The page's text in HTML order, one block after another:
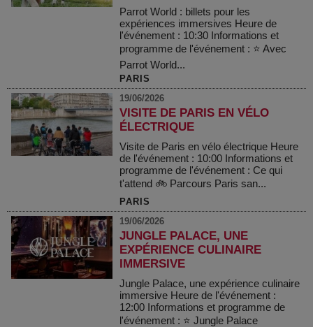
Parrot World : billets pour les
expériences immersives Heure de
l'événement : 10:30 Informations et
programme de l'événement : ⭐ Avec
Parrot World...
PARIS
19/06/2026
VISITE DE PARIS EN VÉLO
ÉLECTRIQUE
Visite de Paris en vélo électrique Heure
de l'événement : 10:00 Informations et
programme de l'événement : Ce qui
t'attend 🚲 Parcours Paris san...
PARIS
19/06/2026
JUNGLE PALACE, UNE
EXPÉRIENCE CULINAIRE
IMMERSIVE
Jungle Palace, une expérience culinaire
immersive Heure de l'événement :
12:00 Informations et programme de
l'événement : ⭐ Jungle Palace